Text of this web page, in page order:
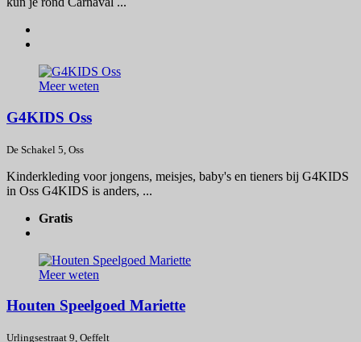
Meer weten
G4KIDS Oss
De Schakel 5, Oss
Kinderkleding voor jongens, meisjes, baby's en tieners bij G4KIDS
in Oss G4KIDS is anders, ...
Gratis
Meer weten
Houten Speelgoed Mariette
Urlingsestraat 9, Oeffelt